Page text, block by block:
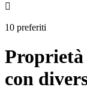

10 preferiti
Proprietà
con